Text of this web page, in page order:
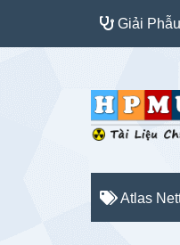
Giải Phẫu
Atlas